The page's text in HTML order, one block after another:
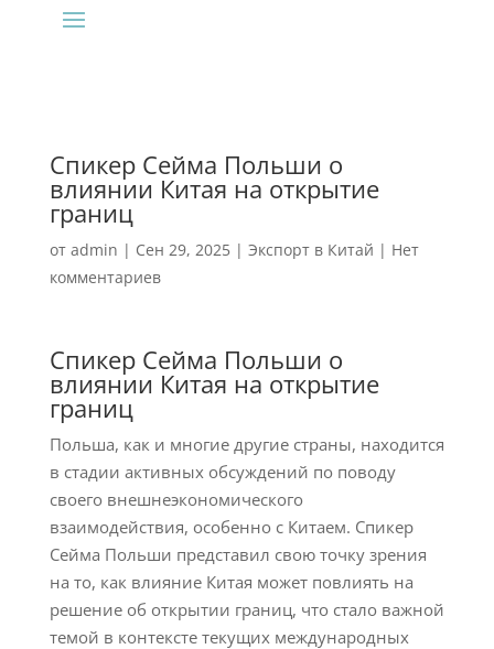
Спикер Сейма Польши о
влиянии Китая на открытие
границ
от admin | Сен 29, 2025| Экспорт в Китай | Нет
комментариев
Спикер Сейма Польши о
влиянии Китая на открытие
границ
Польша, как и многие другие страны, находится
в стадии активных обсуждений по поводу
своего внешнеэкономического
взаимодействия, особенно с Китаем. Спикер
Сейма Польши представил свою точку зрения
на то, как влияние Китая может повлиять на
решение об открытии границ, что стало важной
темой в контексте текущих международных